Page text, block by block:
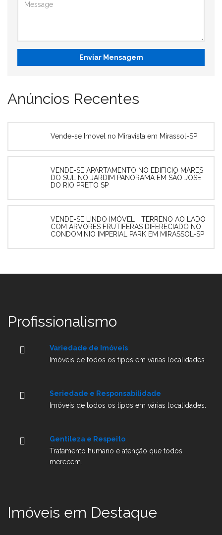
Enviar Mensagem
Anúncios Recentes
Vende-se Imovel no Miravista em Mirassol-SP
VENDE-SE APARTAMENTO NO EDIFICIO MARES
DO SUL NO JARDIM PANORAMA EM SÃO JOSÉ
DO RIO PRETO SP
VENDE-SE LINDO IMÓVEL + TERRENO AO LADO
COM ARVORES FRUTIFERAS DIFERECIADO NO
CONDOMINIO IMPERIAL PARK EM MIRASSOL-SP
Profissionalismo
Variedade de Imóveis
Imóveis de todos os tipos em várias localidades.
Seriedade e Responsabilidade
Imóveis de todos os tipos em várias localidades.
Gentileza e Respeito
Tratamento humano e atenção que todos
merecem.
Imóveis em Destaque